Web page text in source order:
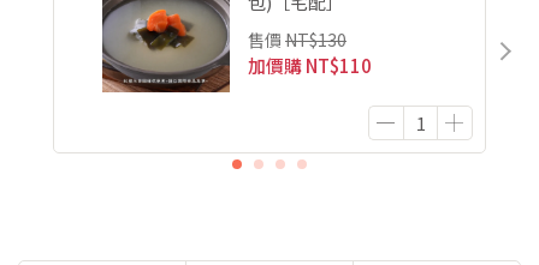
售價 NT$130
加價購NT$110